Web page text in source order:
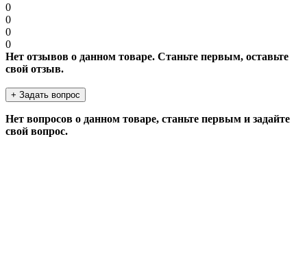
0
0
0
0
Нет отзывов о данном товаре. Станьте первым, оставьте
свой отзыв.
+ Задать вопрос
Нет вопросов о данном товаре, станьте первым и задайте
свой вопрос.